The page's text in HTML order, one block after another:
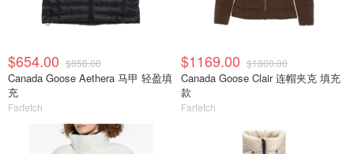
$654.00 $858.00
Canada Goose Aethera 马甲 轻盈填
充
Farfetch
$1169.00 $1800.00
Canada Goose Clair 连帽夹克 填充
款
Farfetch